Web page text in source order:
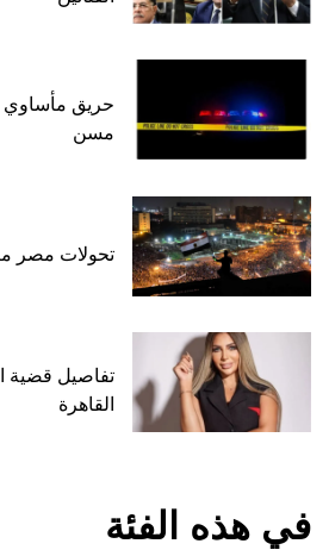
حريق مأساوي
مسن
تحولات مصر منذ 2014 وحتى
تفاصيل قضية
القاهرة
في هذه الفئة